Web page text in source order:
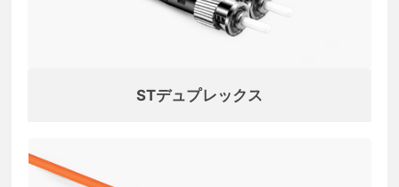
STデュプレックス